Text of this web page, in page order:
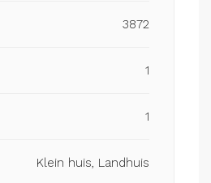
3872
1
1
Klein huis, Landhuis